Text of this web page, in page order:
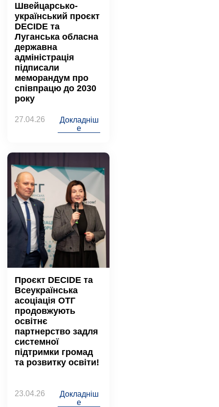
Швейцарсько-
український проєкт
DECIDE та
Луганська обласна
державна
адміністрація
підписали
меморандум про
співпрацю до 2030
року
27.04.26
Докладніш
е
Проєкт DECIDE та
Всеукраїнська
асоціація ОТГ
продовжують
освітнє
партнерство задля
системної
підтримки громад
та розвитку освіти!
23.04.26
Докладніш
е